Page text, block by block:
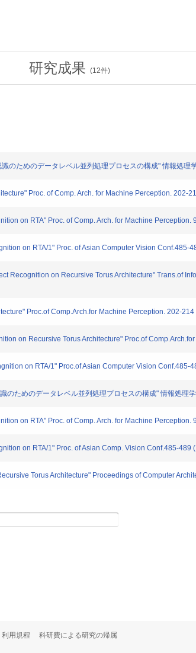
研究成果 (12件)
のためのデータレベル並列処理プロセスの構成" 情報処
Proc. of Comp. Arch. for Machine Perception. 202-
on RTA" Proc. of Comp. Arch. for Machine Perception.
on RTA/1" Proc. of Asian Computer Vision Conf.485-
Recognition on Recursive Torus Architecture" Trans.of
Proc.of Comp.Arch.for Machine Perception. 202-
on Recursive Torus Architecture" Proc.of
on RTA/1" Proc.of Asian Computer Vision Conf.485-
のためのデータレベル並列処理プロセスの構成" 情報処理
on RTA" Proc. of Comp. Arch. for Machine Perception.
on RTA/1" Proc. of Asian Comp. Vision Conf.485-489
Torus Architecture" Proceedings of Computer
利用規程 科研費による研究の帰属